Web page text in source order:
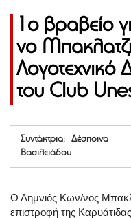
1ο βραβείο
νο
Λογοτεχνικό
του Club
Συντάκτρια: Δέσποινα
Βασιλειάδου
Ο Λημνιός Κων/νος
επιστροφή της